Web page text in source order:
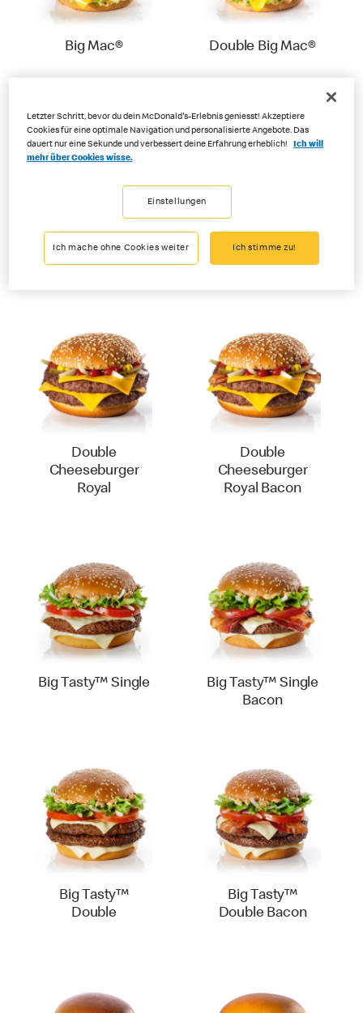
Big Mac® Double Big Mac®
Cheeseburger
Cheeseburger
Double
Cheeseburger
Royal
Double
Cheeseburger
Royal Bacon
Big Tasty™ Single
Big Tasty™ Single
Bacon
Big Tasty™
Double
Big Tasty™
Double Bacon
Letzter Schritt, bevor du dein McDonald's-Erlebnis geniesst! Akzeptiere
Cookies für eine optimale Navigation und personalisierte Angebote. Das
dauert nur eine Sekunde und verbessert deine Erfahrung erheblich!
Ich will
mehr über Cookies wisse.
Einstellungen
Ich mache ohne Cookies weiter Ich stimme zu!